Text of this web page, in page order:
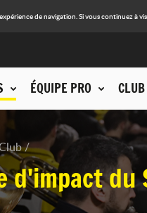
de navigation. Si vous continuez à
ÉQUIPE PRO CLUB
d'impact du